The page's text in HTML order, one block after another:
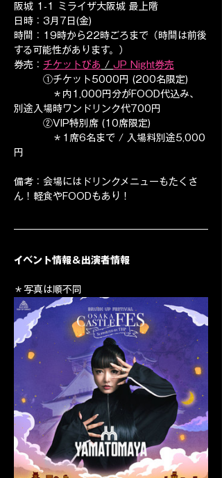
阪城 1-1 ミライザ大阪城 最上階
日時：3月7日(金)
時間：19時から22時ごろまで（時間は前後
する可能性があります。）
券売： チケットぴあ / JP Night券売
①チケット5000円 (200名限定)
＊内1,000円分がFOOD代込み、
別途入場時ワンドリンク代700円
②VIP特別席 (10席限定)
＊1席6名まで / 入場料別途5,000
円
備考：会場にはドリンクメニューもたくさ
ん！軽食やFOODもあり！
イベント情報＆出演者情報
＊写真は順不同